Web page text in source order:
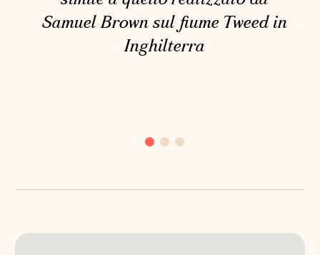
Samuel Brown sul fiume Tweed in
Inghilterra
PONTE REAL